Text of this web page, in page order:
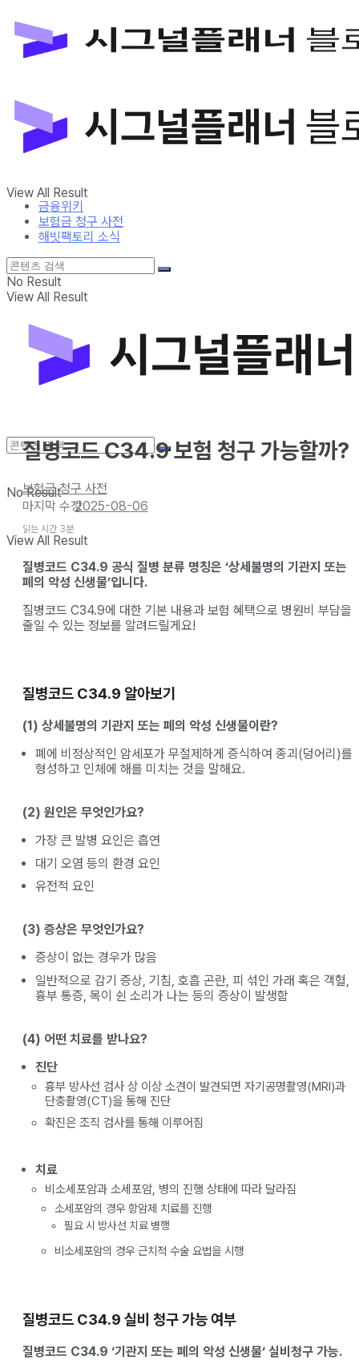
보험금 청구 사전
해빗팩토리 소식
View All Result
금융위키
보험금 청구 사전
해빗팩토리 소식
No Result
View All Result
No Result
View All Result
질병코드 C34.9 보험 청구 가능할까?
보험금 청구 사전
2025-08-06
읽는 시간 3분
질병코드 C34.9 공식 질병 분류 명칭은 ‘상세불명의 기관지 또는
폐의 악성 신생물’입니다.
질병코드 C34.9에 대한 기본 내용과 보험 혜택으로 병원비 부담을
줄일 수 있는 정보를 알려드릴게요!
질병코드 C34.9 알아보기
(1) 상세불명의 기관지 또는 폐의 악성 신생물이란?
폐에 비정상적인 암세포가 무절제하게 증식하여 종괴(덩어리)를
형성하고 인체에 해를 미치는 것을 말해요.
(2) 원인은 무엇인가요?
가장 큰 발병 요인은 흡연
대기 오염 등의 환경 요인
유전적 요인
(3) 증상은 무엇인가요?
증상이 없는 경우가 많음
일반적으로 감기 증상, 기침, 호흡 곤란, 피 섞인 가래 혹은 객혈,
흉부 통증, 목이 쉰 소리가 나는 등의 증상이 발생함
(4) 어떤 치료를 받나요?
진단
흉부 방사선 검사 상 이상 소견이 발견되면 자기공명촬영(MRI)과
단충촬영(CT)을 통해 진단
확진은 조직 검사를 통해 이루어짐
치료
비소세포암과 소세포암, 병의 진행 상태에 따라 달라짐
소세포암의 경우 항암제 치료를 진행
필요 시 방사선 치료 병행
비소세포암의 경우 근치적 수술 요법을 시행
질병코드 C34.9 실비 청구 가능 여부
질병코드 C34.9 ‘기관지 또는 폐의 악성 신생물‘ 실비청구 가능.